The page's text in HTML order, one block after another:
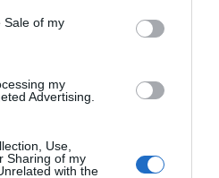
Sale of my
my
Advertising.
Use,
Sharing of my
with the
diversas inmobiliarias en
compitan ferozmente por
para crear alquileres turísticos
tanto, en un punto crítico. Las